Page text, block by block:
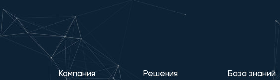
Компания Решения База знаний